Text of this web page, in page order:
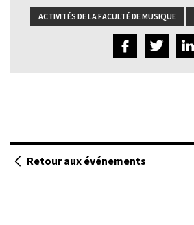
ACTIVITÉS DE LA FACULTÉ DE MUSIQUE
Retour aux événements